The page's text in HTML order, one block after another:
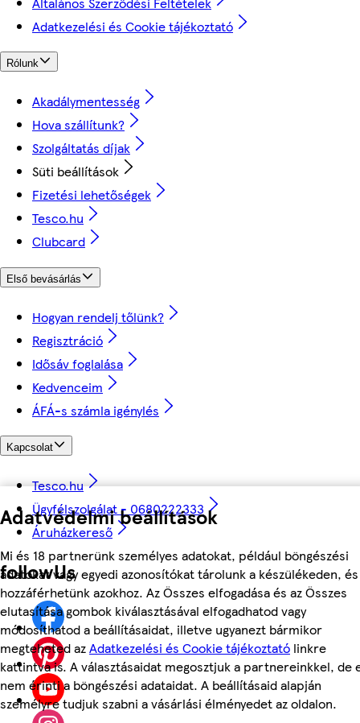
Adatvédelmi beállítások
Mi és 18 partnerünk személyes adatokat, például böngészési
adatokat vagy egyedi azonosítókat tárolunk a készülékeden, és
hozzáférhetünk azokhoz. Az Összes elfogadása és az Összes
elutasítása gombok kiválasztásával elfogadhatod vagy
módosíthatod a beállításaidat, illetve ugyanezt bármikor
megteheted azAdatkezelési és Cookie tájékoztató linkre
kattintva is. A választásaidat megosztjuk a partnereinkkel, de
nem érinti a böngészési adataidat. A beállításaid alapján
személyre tudjuk szabni a vásárlási élményedet az oldalon.
Adatkezelési és Cookie tájékoztató
Rólunk
Akadálymentesség
Hova szállítunk?
Szolgáltatás díjak
Süti beállítások
Fizetési lehetőségek
Tesco.hu
Clubcard
Első bevásárlás
Hogyan rendelj tőlünk?
Regisztráció
Idősáv foglalása
Kedvenceim
ÁFÁ-s számla igénylés
Kapcsolat
Tesco.hu
Ügyfélszolgálat - 0680222333
Áruházkereső
followUs